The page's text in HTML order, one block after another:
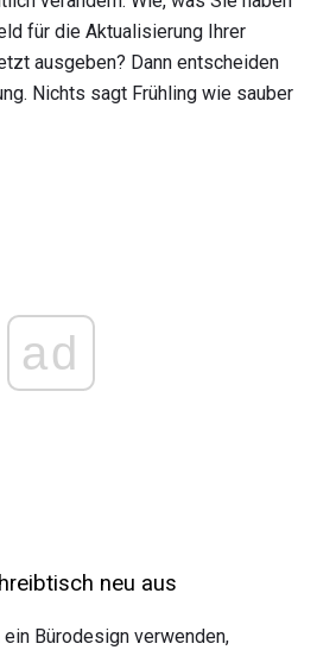
für die Aktualisierung Ihrer
ausgeben? Dann entscheiden
Nichts sagt Frühling wie sauber
ad
neu aus
Bürodesign verwenden,